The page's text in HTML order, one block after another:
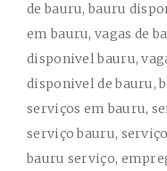
de bauru, bauru
em bauru, vagas de
disponivel bauru,
disponivel de bauru,
serviços em bauru,
serviço bauru,
bauru serviço,